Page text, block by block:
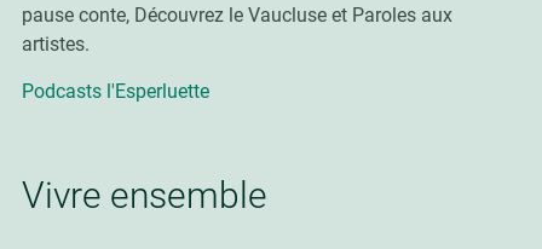
pause conte, Découvrez le Vaucluse et Paroles aux
artistes.
Podcasts l'Esperluette
Vivre ensemble